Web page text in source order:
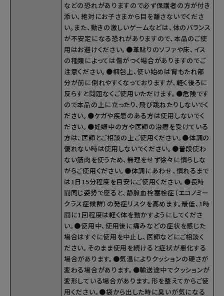
などの恐れがありますので必ず保護者の方が付き
添い、絶対にお子さまから目を離さないでくださ
い。また、動きの激しいゲームなどは、体のバランス
が不安定になる恐れがありますので、本品のご使
用はお避けください。●革貼りのソファや床、イス
の種類によっては傷がつく場合がありますのでご
注意ください。●梱包上、使い始めは背もたれ部
分が前に倒れやすくなっておりますが、軽く後ろに
反らすと問題なくご使用いただけます。●危険です
ので本品の上に立ったり、飛び跳ねたりしないでく
ださい。●ケガや疾患のある方は使用しないでく
ださい。●妊娠中の方や医師の治療を受けている
方は、医師とご相談の上ご使用ください。●体調の
優れない時は使用しないでください。●普段使わ
ない筋肉を使うため、無理をせず徐々に慣らしな
がらご使用ください。●体調にあわせ、慣れるまで
は1日15分程度を目安にご使用ください。●長時
間同じ姿勢で座ると、静脈血栓塞栓症（エコノミー
クラス症候群）の発症リスクを高めます。最低、1時
間に1回程度は軽く体を動かすようにしてくださ
い。●使用中、使用後に痛みなどの症状を感じた
場合はすぐに使用を中止し、医師などにご相談く
ださい。そのまま使用を続けると症状が悪化する
場合があります。●気温によりクッションの硬さが
変わる場合があります。●輸送途中でクッションが
変形している場合があります。形を整えてからご使
用ください。●袋から出した時に臭いが気になる